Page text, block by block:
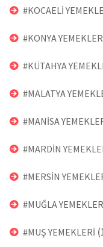
#KOCAELİ
#KONYA
#KÜTAHYA
#MALATYA
#MANİSA
#MARDİN
#MERSİN
#MUĞLA
#MUŞ YEMEKLERİ